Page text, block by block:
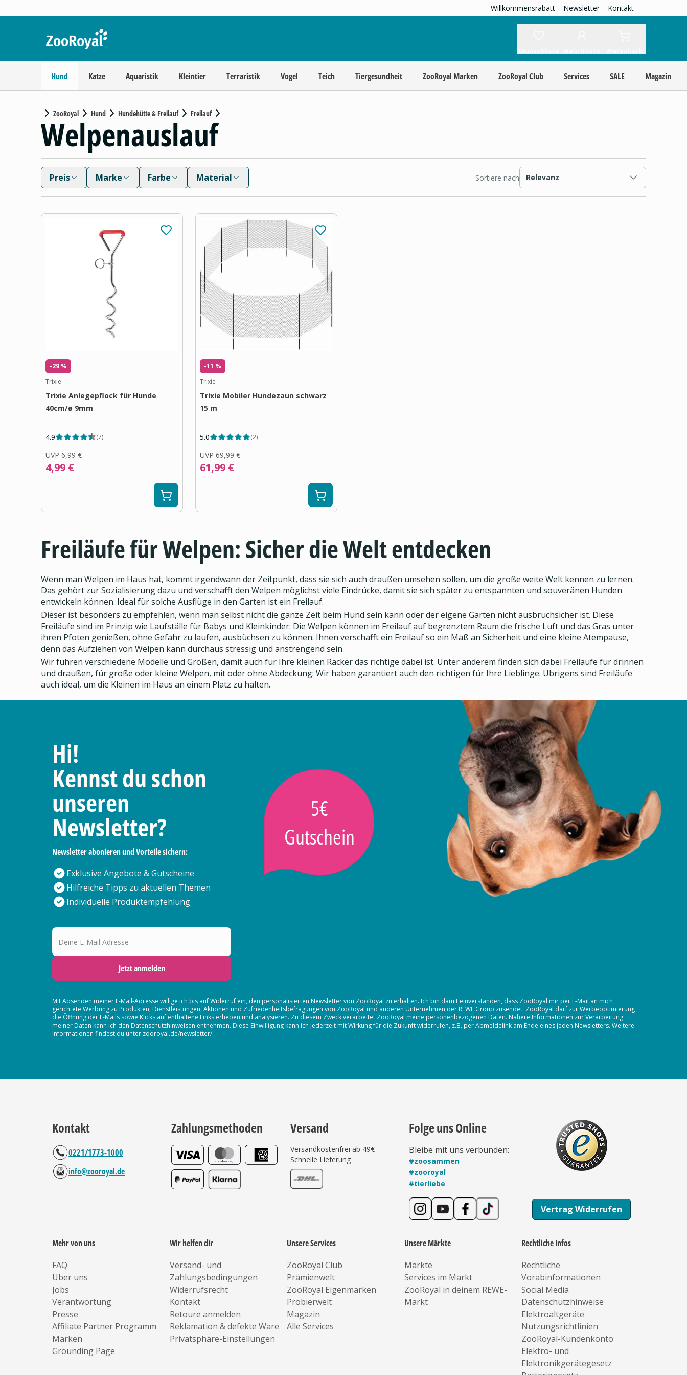
Willkommensrabatt Newsletter Kontakt
Hund Katze Aquaristik Kleintier Terraristik Vogel Teich Tiergesundheit ZooRoyal Marken ZooRoyal Club Services SALE Magazin
ZooRoyal Hund Hundehütte & Freilauf Freilauf
Welpenauslauf
Preis Marke Farbe Material Sortiere nach Relevanz
-29 %
Trixie
Trixie Anlegepflock für Hunde
40cm/ø 9mm
4.9 (7)
UVP 6,99 €
4,99 €
-11 %
Trixie
Trixie Mobiler Hundezaun schwarz
15 m
5.0 (2)
UVP 69,99 €
61,99 €
Freiläufe für Welpen: Sicher die Welt entdecken
Wenn man Welpen im Haus hat, kommt irgendwann der Zeitpunkt, dass sie sich auch draußen umsehen sollen, um die große weite Welt kennen zu lernen.
Das gehört zur Sozialisierung dazu und verschafft den Welpen möglichst viele Eindrücke, damit sie sich später zu entspannten und souveränen Hunden
entwickeln können. Ideal für solche Ausflüge in den Garten ist ein Freilauf.
Dieser ist besonders zu empfehlen, wenn man selbst nicht die ganze Zeit beim Hund sein kann oder der eigene Garten nicht ausbruchsicher ist. Diese
Freiläufe sind im Prinzip wie Laufställe für Babys und Kleinkinder: Die Welpen können im Freilauf auf begrenztem Raum die frische Luft und das Gras unter
ihren Pfoten genießen, ohne Gefahr zu laufen, ausbüchsen zu können. Ihnen verschafft ein Freilauf so ein Maß an Sicherheit und eine kleine Atempause,
denn das Aufziehen von Welpen kann durchaus stressig und anstrengend sein.
Wir führen verschiedene Modelle und Größen, damit auch für Ihre kleinen Racker das richtige dabei ist. Unter anderem finden sich dabei Freiläufe für drinnen
und draußen, für große oder kleine Welpen, mit oder ohne Abdeckung: Wir haben garantiert auch den richtigen für Ihre Lieblinge. Übrigens sind Freiläufe
auch ideal, um die Kleinen im Haus an einem Platz zu halten.
Hi!
Kennst du schon
unseren
Newsletter?
Newsletter abonieren und Vorteile sichern:
Exklusive Angebote & Gutscheine
Hilfreiche Tipps zu aktuellen Themen
Individuelle Produktempfehlung
5€
Gutschein
Deine E-Mail Adresse
Jetzt anmelden
Mit Absenden meiner E-Mail-Adresse willige ich bis auf Widerruf ein, den personalisierten Newslettervon ZooRoyal zu erhalten. Ich bin damit einverstanden, dass ZooRoyal mir per E-Mail an mich
gerichtete Werbung zu Produkten, Dienstleistungen, Aktionen und Zufriedenheitsbefragungen von ZooRoyal und anderen Unternehmen der REWE Group zusendet. ZooRoyal darf zur Werbeoptimierung
die Öffnung der E-Mails sowie Klicks auf enthaltene Links erheben und analysieren. Zu diesem Zweck verarbeitet ZooRoyal meine personenbezogenen Daten. Nähere Informationen zur Verarbeitung
meiner Daten kann ich den Datenschutzhinweisen entnehmen. Diese Einwilligung kann ich jederzeit mit Wirkung für die Zukunft widerrufen, z.B. per Abmeldelink am Ende eines jeden Newsletters. Weitere
Informationen findest du unter zooroyal.de/newsletter/.
Kontakt
0221/1773-1000
info@zooroyal.de
Zahlungsmethoden Versand
Versandkostenfrei ab 49€
Schnelle Lieferung
Folge uns Online
Bleibe mit uns verbunden:
#zoosammen
#zooroyal
#tierliebe
Vertrag Widerrufen
Mehr von uns
FAQ
Über uns
Jobs
Verantwortung
Presse
Affiliate Partner Programm
Marken
Grounding Page
Wir helfen dir
Versand- und
Zahlungsbedingungen
Widerrufsrecht
Kontakt
Retoure anmelden
Reklamation & defekte Ware
Privatsphäre-Einstellungen
Unsere Services
ZooRoyal Club
Prämienwelt
ZooRoyal Eigenmarken
Probierwelt
Magazin
Alle Services
Unsere Märkte
Märkte
Services im Markt
ZooRoyal in deinem REWE-
Markt
Rechtliche Infos
Rechtliche
Vorabinformationen
Social Media
Datenschutzhinweise
Elektroaltgeräte
Nutzungsrichtlinien
ZooRoyal-Kundenkonto
Elektro- und
Elektronikgerätegesetz